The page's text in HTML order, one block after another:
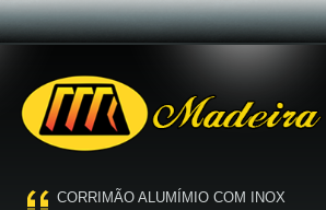
CORRIMÃO ALUMÍMIO COM INOX